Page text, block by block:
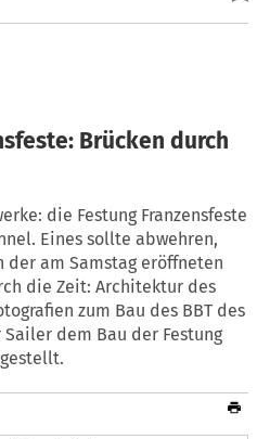
Brücken durch
die Festung Franzensfeste
Eines sollte abwehren,
am Samstag eröffneten
die Zeit: Architektur des
zum Bau des BBT des
dem Bau der Festung